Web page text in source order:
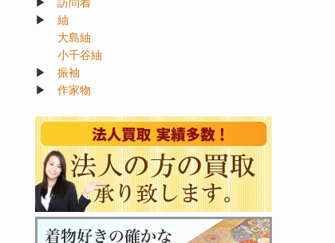
▶ 訪問着
▶ 紬
大島紬
小千谷紬
▶ 振袖
▶ 作家物